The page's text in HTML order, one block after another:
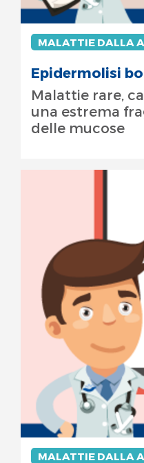
MALATTIE DALLA
Epidermolisi
Malattie rare,
una estrema
delle mucose
MALATTIE DALLA